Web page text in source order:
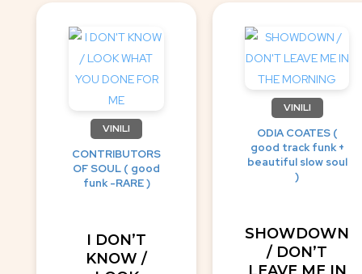
VINILI
CONTRIBUTORS
OF SOUL ( good
funk -RARE )
I DON’T
KNOW /
VINILI
ODIA COATES (
good track funk +
beautiful slow soul
)
SHOWDOWN
/ DON’T